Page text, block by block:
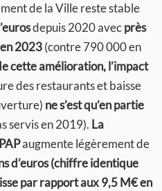
de la Ville reste stable
depuis 2020 avecprès
2023(contre 790 000 en
cette amélioration, l’impact
des restaurants et baisse
ne s’est qu’en partie
servis en 2019). La
augmente légèrement de
d’euros (chiffre identique
par rapport aux 9,5 M€ en